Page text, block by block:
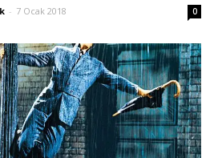
- 7 Ocak 2018 0